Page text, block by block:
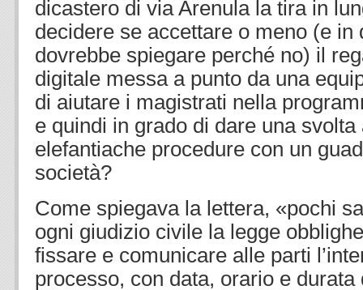
dicastero di via Arenula la tira in
decidere se accettare o meno (e in
dovrebbe spiegare perché no) il
digitale messa a punto da una
di aiutare i magistrati nella
e quindi in grado di dare una svolta
elefantiache procedure con un
società?
Come spiegava la lettera, «pochi
ogni giudizio civile la legge
fissare e comunicare alle parti
processo, con data, orario e